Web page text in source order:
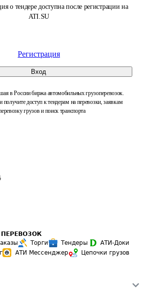
о тендере доступна после регистрации на
ATI.SU
Регистрация
Вход
в России биржа автомобильных грузоперевозок.
получите доступ к тендерам на перевозки, заявкам
грузов и поиск транспорта
Торги Тендеры
АТИ-Доки
АТИ Мессенджер
Цепочки грузов